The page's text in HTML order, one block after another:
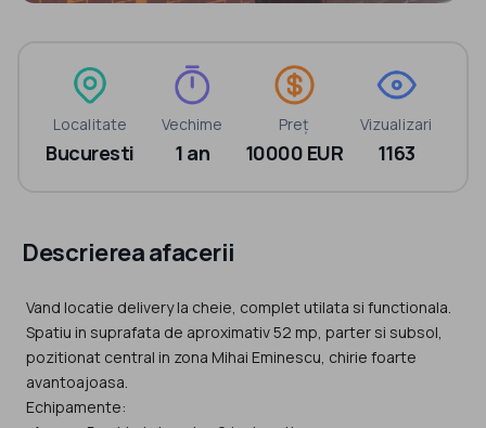
Localitate
Bucuresti
Vechime
1 an
Preț
10000 EUR
Vizualizari
1163
Descrierea afacerii
Vand locatie delivery la cheie, complet utilata si functionala.
Spatiu in suprafata de aproximativ 52 mp, parter si subsol,
pozitionat central in zona Mihai Eminescu, chirie foarte
avantoajoasa.
Echipamente: